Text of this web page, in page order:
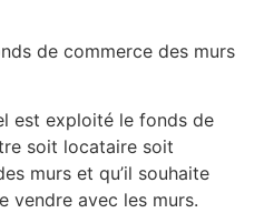
de commerce des murs
est exploité le fonds de
soit locataire soit
murs et qu’il souhaite
vendre avec les murs.